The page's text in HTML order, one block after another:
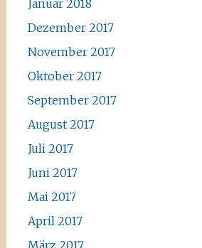
Januar 2018
Dezember 2017
November 2017
Oktober 2017
September 2017
August 2017
Juli 2017
Juni 2017
Mai 2017
April 2017
März 2017